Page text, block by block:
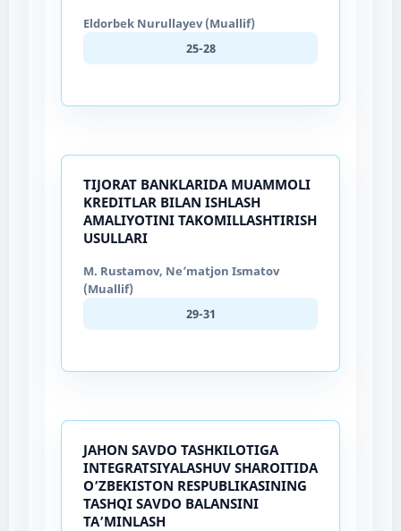
Eldorbek Nurullayev (Muallif)
25-28
TIJORAT BANKLARIDA MUAMMOLI
KREDITLAR BILAN ISHLASH
AMALIYOTINI TAKOMILLASHTIRISH
USULLARI
M. Rustamov, Ne’matjon Ismatov
(Muallif)
29-31
JAHON SAVDO TASHKILOTIGA
INTEGRATSIYALASHUV SHAROITIDA
O’ZBEKISTON RESPUBLIKASINING
TASHQI SAVDO BALANSINI
TA’MINLASH